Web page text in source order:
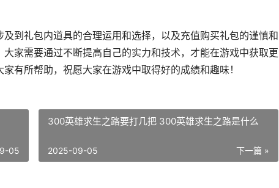
到礼包内道具的合理运用和选择，以及充值购买礼包的谨慎和
家需要通过不断提高自己的实力和技术，才能在游戏中获取更
有所帮助，祝愿大家在游戏中取得好的成绩和趣味！
05
300英雄求生之路要打几把 300英雄求生之路是什么
下一篇 »
2025-09-05